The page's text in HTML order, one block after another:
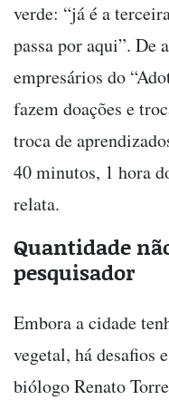
verde: “já é a
passa por aqui”. De
empresários do
fazem doações e
troca de
40 minutos, 1 hora
relata.
Quantidade
pesquisador
Embora a cidade
vegetal, há desafios
biólogo Renato